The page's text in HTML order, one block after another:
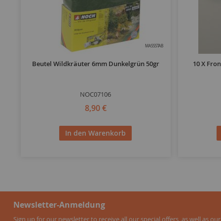
MASSSTAB
Beutel Wildkräuter 6mm Dunkelgrün 50gr
NOC07106
8,90 €
In den Warenkorb
10 X
Newsletter-Anmeldung
Sign up for our newsletter to receive all our special offers, as well as our